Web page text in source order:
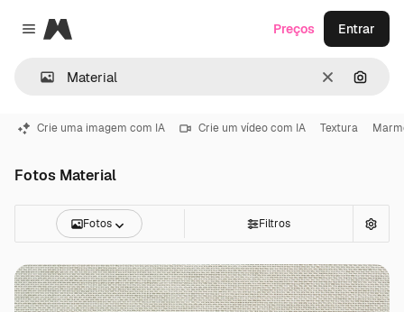
Close menu
Magnific
Limpar
Preços Entrar
Crie uma imagem com IA Crie um vídeo com IA Textura
Fotos Material
Fotos Filtros